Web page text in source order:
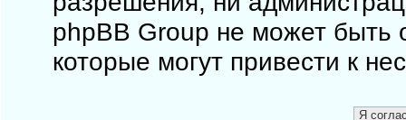
phpBB Group не может быть
которые могут привести к